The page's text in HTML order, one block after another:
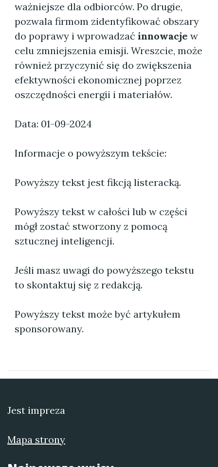
ważniejsze dla odbiorców. Po drugie,
pozwala firmom zidentyfikować obszary
do poprawy i wprowadzać innowacje w
celu zmniejszenia emisji. Wreszcie, może
również przyczynić się do zwiększenia
efektywności ekonomicznej poprzez
oszczędności energii i materiałów.
Data: 01-09-2024
Informacje o powyższym tekście:
Powyższy tekst jest fikcją listeracką.
Powyższy tekst w całości lub w części
mógł zostać stworzony z pomocą
sztucznej inteligencji.
Jeśli masz uwagi do powyższego tekstu
to skontaktuj się z redakcją.
Powyższy tekst może być artykułem
sponsorowany.
Jest impreza
Mapa strony